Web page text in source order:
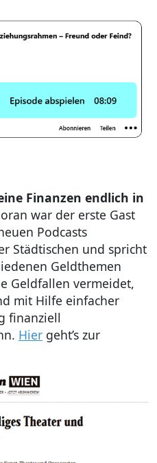
Finanzen endlich in
war der erste Gast
Podcasts
Städtischen und spricht
Geldthemen
Geldfallen vermeidet,
mit Hilfe einfacher
finanziell
Hier geht’s zur